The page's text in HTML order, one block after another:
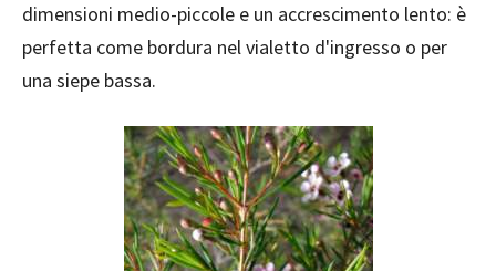
dimensioni medio-piccole e un accrescimento lento: è
perfetta come bordura nel vialetto d'ingresso o per
una siepe bassa.